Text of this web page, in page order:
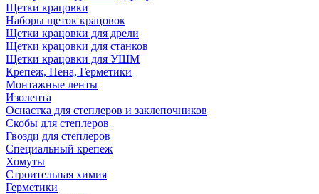
Щетки крацовки
Наборы щеток крацовок
Щетки крацовки для дрели
Щетки крацовки для станков
Щетки крацовки для УШМ
Крепеж, Пена, Герметики
Монтажные ленты
Изолента
Оснастка для степлеров и заклепочников
Скобы для степлеров
Гвозди для степлеров
Специальный крепеж
Хомуты
Строительная химия
Герметики